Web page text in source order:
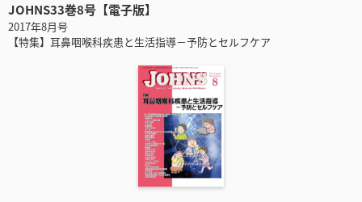
JOHNS33巻8号【電子版】
2017年8月号
【特集】耳鼻咽喉科疾患と生活指導－予防とセルフケア